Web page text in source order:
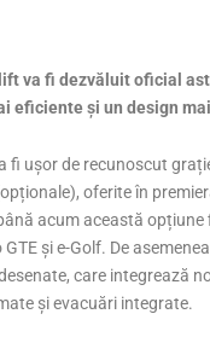
va fi dezvăluit oficial
eficiente și un design
fi ușor de recunoscut
oferite în
acum această opțiune
GTE și e-Golf. De
care integrează
și evacuări integrate.